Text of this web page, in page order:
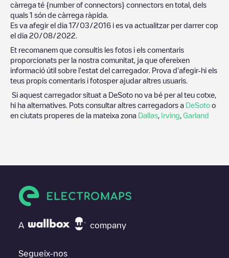
càrrega té {number of connectors} connectors en total, dels
quals 1 són de càrrega ràpida.
Es va afegir el dia 17/03/2016 i es va actualitzar per darrer cop
el dia 20/08/2022
Et recomanem que consultis les fotos i els comentaris
proporcionats per la nostra comunitat, ja que ofereixen
informació útil sobre l'estat del carregador. Prova d'afegir-hi els
teus propis comentaris i fotosper ajudar altres usuaris.
Si aquest carregador situat a DeSoto no va bé per al teu cotxe,
hi ha alternatives. Pots consultar altres carregadors a DeSoto o
en ciutats properes de la mateixa zona Dallas Irving Garland
A company
Segueix-nos